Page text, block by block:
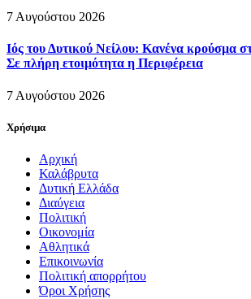
7 Αυγούστου 2026
Ιός του Δυτικού Νείλου: Κανένα κρούσμα
Σε πλήρη ετοιμότητα η Περιφέρεια
7 Αυγούστου 2026
Χρήσιμα
Αρχική
Καλάβρυτα
Δυτική Ελλάδα
Διαύγεια
Πολιτική
Οικονομία
Αθλητικά
Επικοινωνία
Πολιτική απορρήτου
Όροι Χρήσης